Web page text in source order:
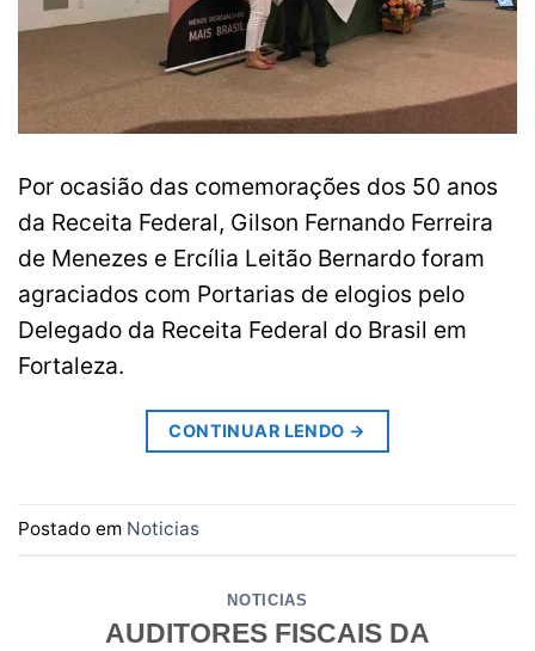
Por ocasião das comemorações dos 50 anos
da Receita Federal, Gilson Fernando Ferreira
de Menezes e Ercília Leitão Bernardo foram
agraciados com Portarias de elogios pelo
Delegado da Receita Federal do Brasil em
Fortaleza.
CONTINUAR LENDO →
Postado em Noticias
NOTICIAS
AUDITORES FISCAIS DA